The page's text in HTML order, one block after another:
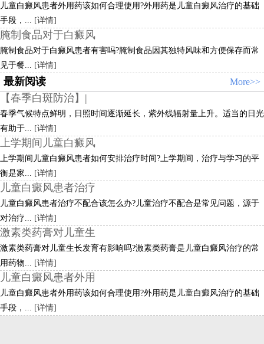
儿童白癜风患者外用药该如何合理使用?外用药是儿童白癜风治疗的基础
手段，... [详情]
腌制食品对于白癜风
腌制食品对于白癜风患者有害吗?腌制食品因其独特风味和方便保存而常
见于餐... [详情]
最新阅读 More>>
【春季白斑防治】|
春季气候特点鲜明，日照时间逐渐延长，紫外线辐射量上升。适当的日光
有助于... [详情]
上学期间儿童白癜风
上学期间儿童白癜风患者如何安排治疗时间?上学期间，治疗与学习的平
衡是家... [详情]
儿童白癜风患者治疗
儿童白癜风患者治疗不配合该怎么办?儿童治疗不配合是常见问题，源于
对治疗... [详情]
激素类药膏对儿童生
激素类药膏对儿童生长发育有影响吗?激素类药膏是儿童白癜风治疗的常
用药物... [详情]
儿童白癜风患者外用
儿童白癜风患者外用药该如何合理使用?外用药是儿童白癜风治疗的基础
手段，... [详情]